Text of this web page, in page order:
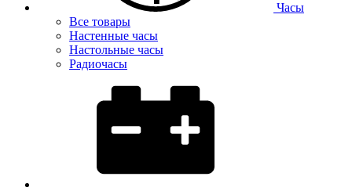
Часы
Все товары
Настенные часы
Настольные часы
Радиочасы